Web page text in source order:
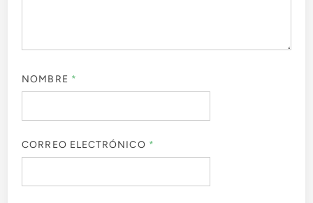
NOMBRE *
CORREO ELECTRÓNICO *